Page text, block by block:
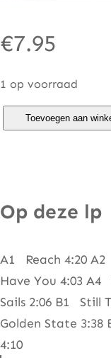
€7.95
1 op voorraad
n
–
W
a
k
i
Toevoegen aan
Op deze lp
A1 Reach 4:20
Have You 4:03
Sails 2:06 B1 Still
Golden State
4:10